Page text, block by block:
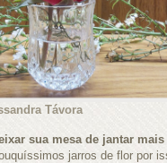
Távora
sua mesa de jantar
jarros de flor por